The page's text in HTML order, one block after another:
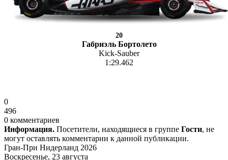
20
Габриэль Бортолето
Kick-Sauber
1:29.462
0
496
0 комментариев
Информация. Посетители, находящиеся в группе Гости, не
могут оставлять комментарии к данной публикации.
Гран-При Нидерланд 2026
Воскресенье, 23 августа